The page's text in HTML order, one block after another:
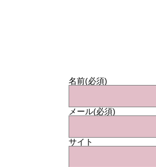
名前(必須)
メール(必須)
サイト